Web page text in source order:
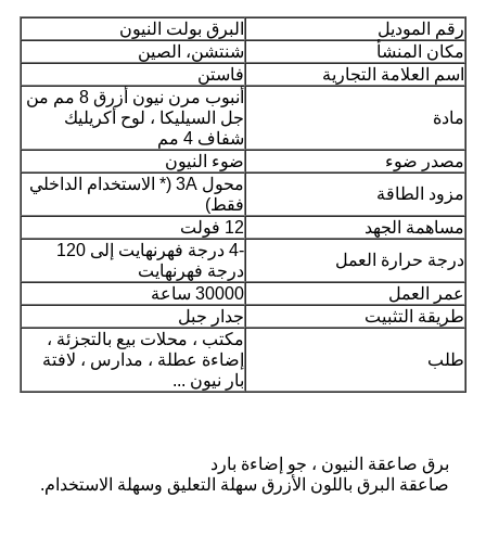
رقم الموديل
البرق بولت النيون
مكان المنشأ
شنتشن، الصين
اسم العلامة التجارية
فاستن
مادة
أنبوب مرن نيون أزرق 8 مم من
جل السيليكا ، لوح أكريليك
شفاف 4 مم
مصدر ضوء
ضوء النيون
مزود الطاقة
محول 3A (* الاستخدام الداخلي
فقط)
مساهمة الجهد
12 فولت
درجة حرارة العمل
-4 درجة فهرنهايت إلى 120
درجة فهرنهايت
عمر العمل
30000 ساعة
طريقة التثبيت
جدار جبل
طلب
مكتب ، محلات بيع بالتجزئة ،
إضاءة عطلة ، مدارس ، لافتة
بار نيون ...
برق صاعقة النيون ، جو إضاءة بارد
صاعقة البرق باللون الأزرق سهلة التعليق وسهلة الاستخدام.